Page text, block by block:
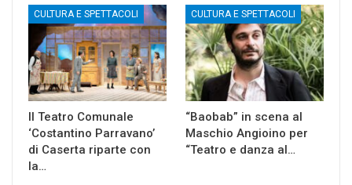
CULTURA E SPETTACOLI
Il Teatro Comunale
‘Costantino Parravano’
di Caserta riparte con
la…
CULTURA E SPETTACOLI
“Baobab” in scena al
Maschio Angioino per
“Teatro e danza al…